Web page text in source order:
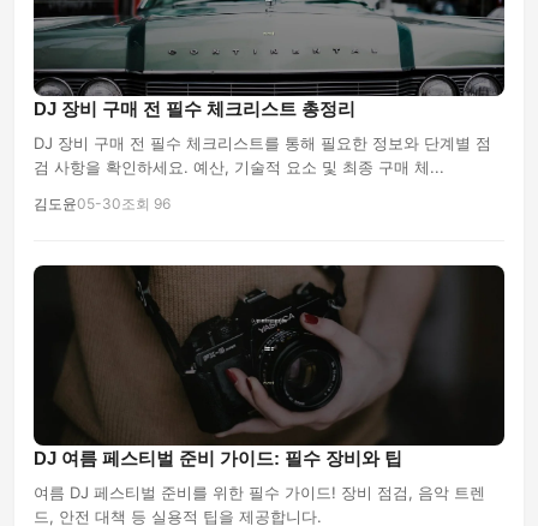
DJ 장비 구매 전 필수 체크리스트 총정리
DJ 장비 구매 전 필수 체크리스트를 통해 필요한 정보와 단계별 점
검 사항을 확인하세요. 예산, 기술적 요소 및 최종 구매 체...
김도윤05-30조회 96
DJ 여름 페스티벌 준비 가이드: 필수 장비와 팁
여름 DJ 페스티벌 준비를 위한 필수 가이드! 장비 점검, 음악 트렌
드, 안전 대책 등 실용적 팁을 제공합니다.